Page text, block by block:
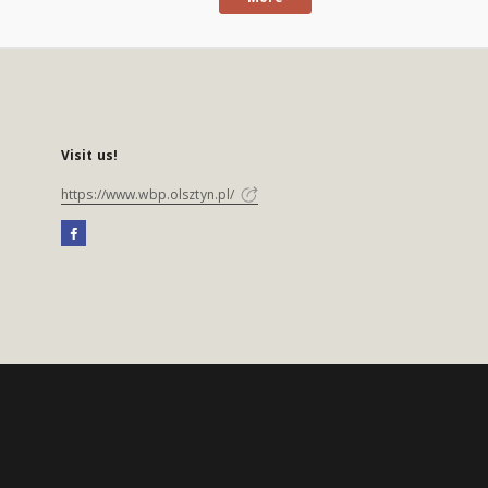
Visit us!
https://www.wbp.olsztyn.pl/